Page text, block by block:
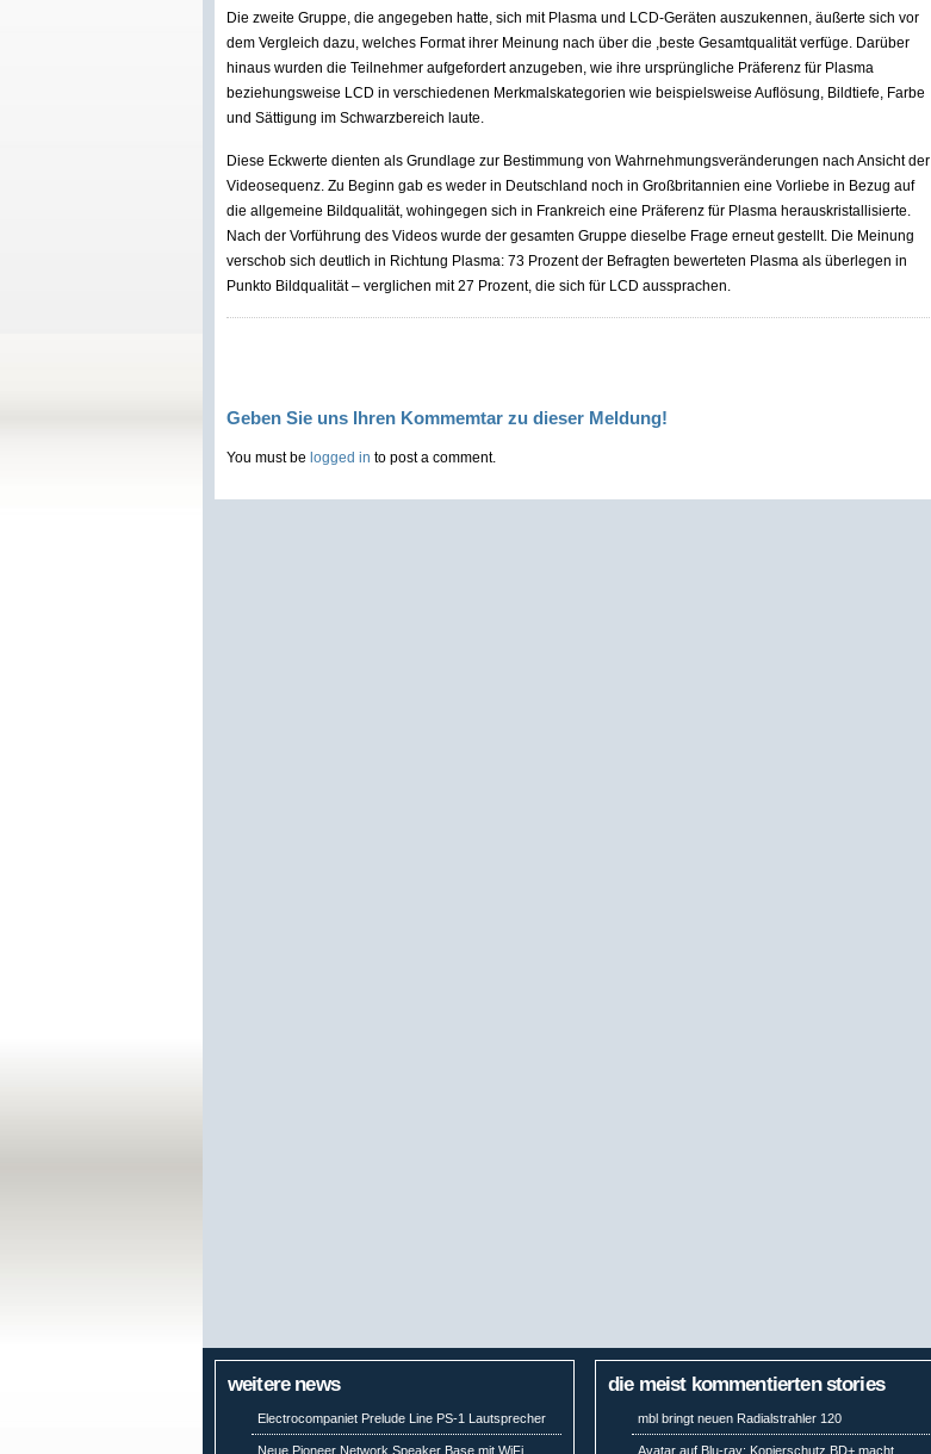
Die zweite Gruppe, die angegeben hatte, sich mit Plasma und LCD-Geräten auszukennen, äußerte sich vor
dem Vergleich dazu, welches Format ihrer Meinung nach über die ,beste Gesamtqualität verfüge. Darüber
hinaus wurden die Teilnehmer aufgefordert anzugeben, wie ihre ursprüngliche Präferenz für Plasma
beziehungsweise LCD in verschiedenen Merkmalskategorien wie beispielsweise Auflösung, Bildtiefe, Farbe
und Sättigung im Schwarzbereich laute.
Diese Eckwerte dienten als Grundlage zur Bestimmung von Wahrnehmungsveränderungen nach Ansicht der
Videosequenz. Zu Beginn gab es weder in Deutschland noch in Großbritannien eine Vorliebe in Bezug auf
die allgemeine Bildqualität, wohingegen sich in Frankreich eine Präferenz für Plasma herauskristallisierte.
Nach der Vorführung des Videos wurde der gesamten Gruppe dieselbe Frage erneut gestellt. Die Meinung
verschob sich deutlich in Richtung Plasma: 73 Prozent der Befragten bewerteten Plasma als überlegen in
Punkto Bildqualität – verglichen mit 27 Prozent, die sich für LCD aussprachen.
Geben Sie uns Ihren Kommemtar zu dieser Meldung!
You must be logged in to post a comment.
weitere news
Electrocompaniet Prelude Line PS-1 Lautsprecher
Neue Pioneer Network Speaker Base mit WiFi,
die meist kommentierten stories
mbl bringt neuen Radialstrahler 120
Avatar auf Blu-ray: Kopierschutz BD+ macht